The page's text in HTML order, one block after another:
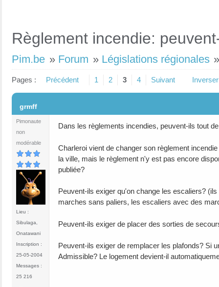
Règlement incendie:
Pim.be » Forum » Législations régionales
Pages : Précédent 1 2 3 4 Suivant
grmff
Pimonaute
non
modérable
Lieu :
Sibulaga,
Onatawani
Inscription :
25-05-2004
Messages :
25 216
Dans les règlements incendies, peuvent-ils tout
Charleroi vient de changer son règlement
la ville, mais le règlement n'y est pas encore
publiée?
Peuvent-ils exiger qu'on change les escaliers?
marches sans paliers, les escaliers avec des
Peuvent-ils exiger de placer des sorties de
Peuvent-ils exiger de remplacer les plafonds? Si
Admissible? Le logement devient-il